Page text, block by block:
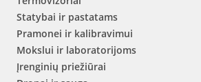
Statybai ir pastatams
Pramonei ir kalibravimui
Mokslui ir laboratorijoms
Įrenginių priežiūrai